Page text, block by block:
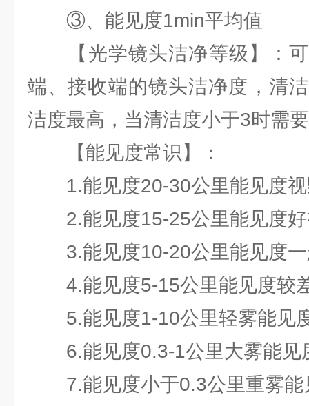
③、能见度1min平均值
【光学镜头洁净等级】：可
端、接收端的镜头洁净度，清
洁度最高，当清洁度小于3时需
【能见度常识】：
1.能见度20-30公里能见度视
2.能见度15-25公里能见度好
3.能见度10-20公里能见度一
4.能见度5-15公里能见度较
5.能见度1-10公里轻雾能见
6.能见度0.3-1公里大雾能见
7.能见度小于0.3公里重雾能